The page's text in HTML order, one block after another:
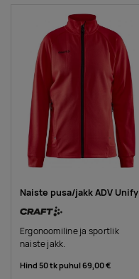
Naiste pusa/jakk ADV Unify
Ergonoomiline ja sportlik
naiste jakk.
Hind 50 tk puhul69,00 €